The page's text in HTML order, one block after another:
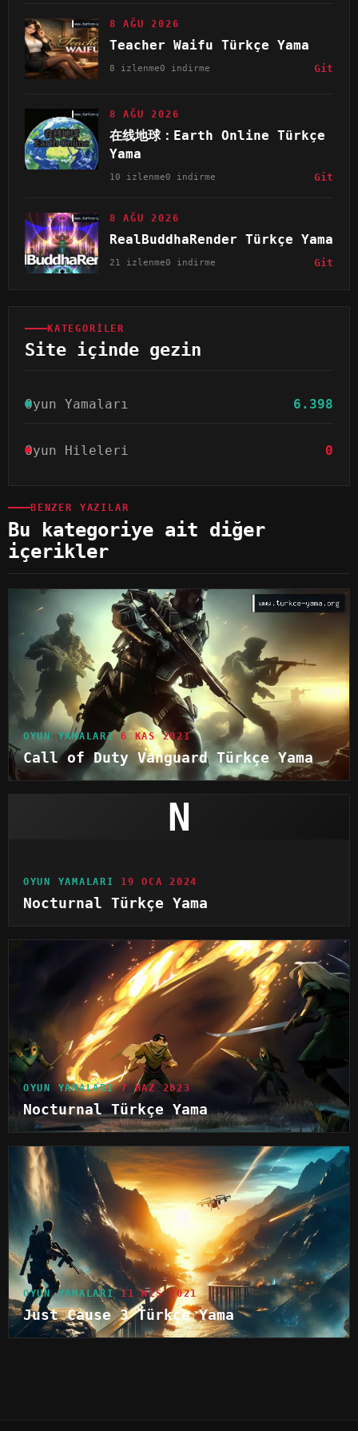
8 AĞU 2026
Teacher Waifu Türkçe Yama
8 izlenme0 indirme Git
8 AĞU 2026
在线地球：Earth Online Türkçe
Yama
10 izlenme0 indirme Git
8 AĞU 2026
RealBuddhaRender Türkçe Yama
21 izlenme0 indirme Git
KATEGORILER
Site içinde gezin
Oyun Yamaları 6.398
Oyun Hileleri 0
BENZER YAZILAR
Bu kategoriye ait diğer
içerikler
OYUN YAMALARI 6 KAS 2021
Call of Duty Vanguard Türkçe Yama
N
OYUN YAMALARI 19 OCA 2024
Nocturnal Türkçe Yama
OYUN YAMALARI 7 HAZ 2023
Nocturnal Türkçe Yama
OYUN YAMALARI 11 NIS 2021
Just Cause 3 Türkçe Yama